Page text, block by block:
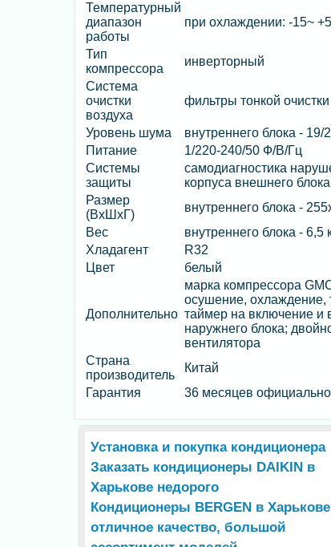
Температурный
диапазон
работы
при охлаждении: -15~
Тип
компрессора
инверторный
Система
очистки
воздуха
фильтры тонкой очистки
Уровень шума
внутреннего блока -
Питание
1/220-240/50 Ф/В/Гц
Системы
защиты
самодиагностика
корпуса внешнего блока
Размер
(ВхШхГ)
внутреннего блока -
Вес
внутреннего блока - 6,5
Хладагент
R32
Цвет
белый
Дополнительно
марка компрессора
осушение, охлаждение,
таймер на включение и
наружнего блока;
вентилятора
Страна
производитель
Китай
Гарантия
36 месяцев
Установка и покупка кондиционера
Заказать кондиционеры DAIKIN в
Харькове недорого
Кондиционеры BERGEN в
отличное качество, большой